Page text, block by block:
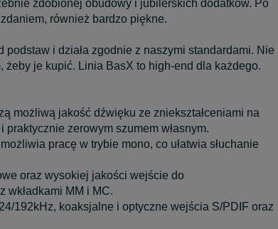
zdobionej obudowy i jubilerskich dodatków. Po
również bardzo piękne.
i działa zgodnie z naszymi standardami. Nie
je kupić. Linia BasX to high-end dla każdego.
możliwą jakość dźwięku ze zniekształceniami na
zerowym szumem własnym.
pracę w trybie mono, co ułatwia słuchanie
oraz wysokiej jakości wejście do
wkładkami MM i MC.
192kHz, koaksjalne i optyczne wejścia S/PDIF oraz